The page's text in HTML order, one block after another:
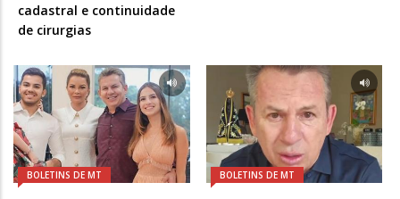
cadastral e continuidade
de cirurgias
BOLETINS DE MT BOLETINS DE MT